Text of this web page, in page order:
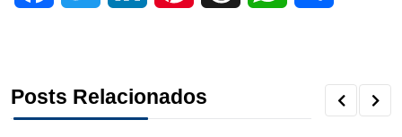
e t k t
Posts Relacionados